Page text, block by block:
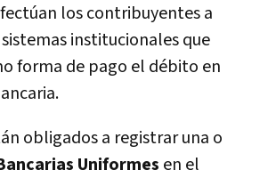
los contribuyentes a
institucionales que
forma de pago el débito en
obligados a registrar una o
Uniformes en el